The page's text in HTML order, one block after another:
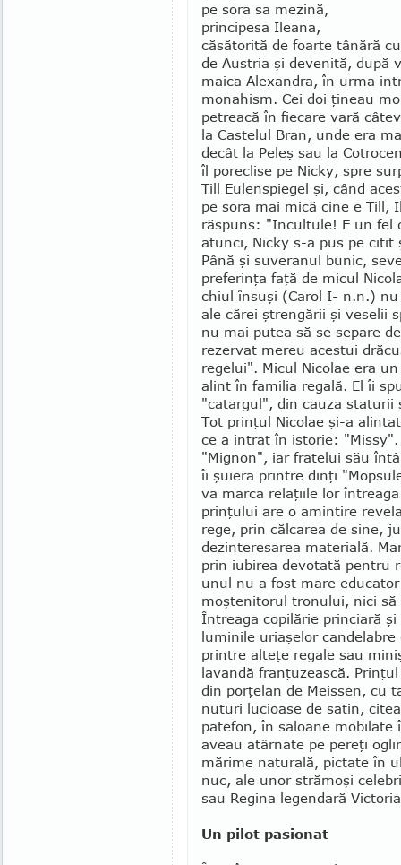
pe sora sa mezină,
principesa Ileana,
căsătorită de foarte tânără
de Austria şi devenită, după
maica Alexandra, în urma
monahism. Cei doi ţineau
petreacă în fiecare vară
la Cas­telul Bran, unde era
decât la Peleş sau la
îl poreclise pe Nicky, spre
Till Eulenspiegel şi, când
pe sora mai mică cine e Till,
răspuns: "Incultule! E un fel
atunci, Nicky s-a pus pe citit
Până şi suveranul bunic,
preferinţa faţă de micul
chiul însuşi (Carol I- n.n.)
ale cărei ştrengării şi veselii
nu mai putea să se separe
rezervat mereu acestui
regelui". Micul Nicolae era
alint în familia regală. El îi
"catargul", din cauza
Tot prinţul Nicolae şi-a
ce a in­trat în istorie:
"Mignon", iar frate­lui său
îi şuiera printre dinţi
va marca relaţiile lor
prin­ţului are o amintire
rege, prin călca­rea de sine,
dezin­teresarea materială.
prin iubirea devotată pentru
unul nu a fost mare
moştenitorul tro­nului, nici
Întreaga copilărie princiară
luminile uriaşelor candelabre
printre alteţe regale sau
lavandă franţuzească.
din por­ţelan de Meissen, cu
nuturi lucioase de satin,
patefon, în saloane mobilate
aveau atârnate pe pereţi
mărime naturală, pic­tate în
nuc, ale unor strămoşi
sau Regina le­gendară
Un pilot pasionat